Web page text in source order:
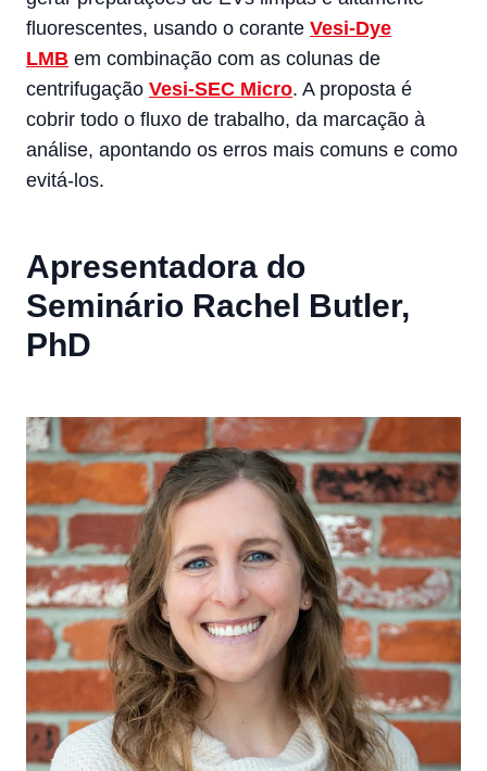
fluorescentes, usando o corante Vesi-Dye
LMB em combinação com as colunas de
centrifugação Vesi-SEC Micro. A proposta é
cobrir todo o fluxo de trabalho, da marcação à
análise, apontando os erros mais comuns e como
evitá-los.
Apresentadora do
Seminário Rachel Butler,
PhD